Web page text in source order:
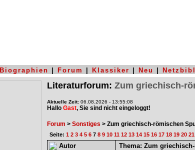
Biographien Forum Klassiker Neu
Literaturforum: Zum griechisch-
Aktuelle Zeit: 06.08.2026 - 13:55:08
Hallo Gast, Sie sind nicht eingeloggt!
Forum > Sonstiges > Zum griechisch-römischen
Seite: 1 2 3 4 5 6 7 8 9 10 11 12 13 14 15 16 17 18 19 20 21
Autor
Thema: Zum